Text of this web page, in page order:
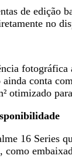
de
no
fotográfica
ainda conta
otimizado
16 Series